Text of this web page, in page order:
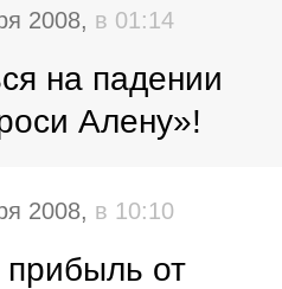
2008, в 01:14
на падении
Алену»!
2008, в 10:10
прибыль от